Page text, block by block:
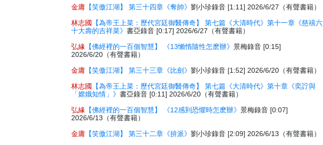
金庸 【笑傲江湖】 第三十四章《奪帥》劉小珍錄音 [1:11] 2026/6/27（有聲書籍）
林志國
【為帝王上菜：歷代宮廷御醫傳奇】 第七篇《大清時代》第十一章《慈禧六
十大壽的吉祥菜》書亞錄音 [0:17] 2026/6/27（有聲書籍）
弘緣 【佛經裡的一百個智慧】 《13懶惰隨性怎麽辦》景梅錄音 [0:15]
2026/6/20（有聲書籍）
金庸 【笑傲江湖】 第三十三章《比劍》劉小珍錄音 [1:52] 2026/6/20（有聲書籍）
林志國
【為帝王上菜：歷代宮廷御醫傳奇】 第七篇《大清時代》第十章《奕詝與
「嫦娥知情」》書亞錄音 [0:11] 2026/6/20（有聲書籍）
弘緣 【佛經裡的一百個智慧】 《12感到恐懼時怎麽辦》景梅錄音 [0:07]
2026/6/13（有聲書籍）
金庸 【笑傲江湖】 第三十二章《拚派》劉小珍錄音 [2:09] 2026/6/13（有聲書籍）